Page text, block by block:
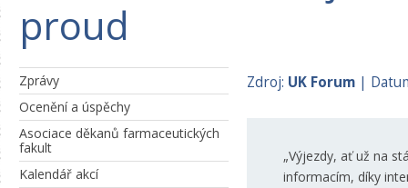
proud
Zprávy
Ocenění a úspěchy
Asociace děkanů farmaceutických
fakult
Kalendář akcí
Zdroj: UK Forum |
„Výjezdy, ať už na
informacím, díky